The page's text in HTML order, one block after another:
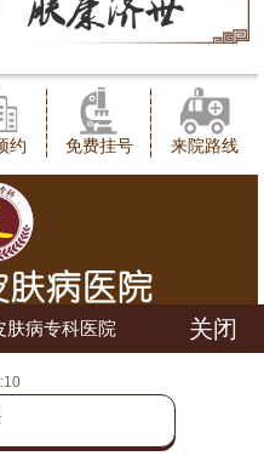
约 免费挂号 来院路线
大路1566号网站地图
安备 22010402000780号
】第07-17-028号
肤病专科医院 关闭
医院